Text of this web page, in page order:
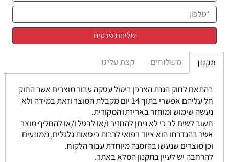
תקנון משלוחים קצת עלינו
בהתאם לחוק הגנת הצרכן ביטול עסקה עבור מוצרים אשר החוק
חל עליהם אפשרי בתוך 14 יום מקבלת המוצר וזאת במידה ולא
נעשה שימוש ומוחזר באריזתו המקורית.
חשוב לשים לב כי לא ניתן להחזיר ו/או לבטל ו/או להחליף מוצר
אשר בהגדרתו הוא ציוד רפואי לרבות כיסאות גלגלים, ממונעים
וכן מוצרים שנעשו בהזמנה מיוחדת עבור הלקוח.
להרחבה יש לעיין בתקנון המלא באתר.